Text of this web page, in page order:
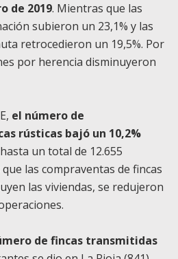
de 2019. Mientras que las
subieron un 23,1% y las
retrocedieron un 19,5%. Por
por herencia disminuyeron
el número de
rústicas bajó un 10,2%
un total de 12.655
las compraventas de fincas
las viviendas, se redujeron
de fincas transmitidas